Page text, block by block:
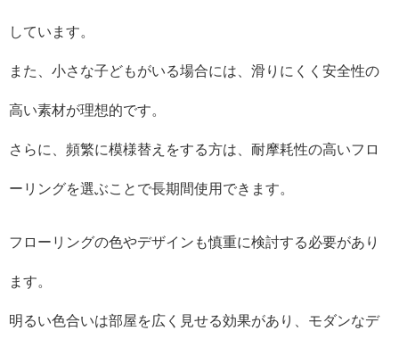
しています。
また、小さな子どもがいる場合には、滑りにくく安全性の
高い素材が理想的です。
さらに、頻繁に模様替えをする方は、耐摩耗性の高いフロ
ーリングを選ぶことで長期間使用できます。
フローリングの色やデザインも慎重に検討する必要があり
ます。
明るい色合いは部屋を広く見せる効果があり、モダンなデ